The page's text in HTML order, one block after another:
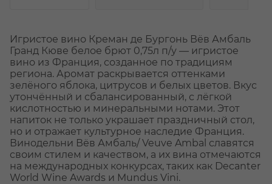
Игристое вино Креман де Бургонь Вёв Амбаль
Гранд Кюве белое брют 0,75л п/у — игристое
вино из Франция, созданное по традициям
региона. Аромат раскрывается оттенками
зелёного яблока, цитрусов и белых цветов. Вкус
утончённый и сбалансированный, с лёгкой
кислотностью и минеральными нотами. Этот
напиток не только украшает праздничный стол,
но и отражает культурное наследие Франция.
Винодельни Вёв Амбаль/ Veuve Ambal славятся
своим стилем и качеством, а их вина отмечаются
на международных конкурсах, таких как Decanter
World Wine Awards и Mundus Vini.